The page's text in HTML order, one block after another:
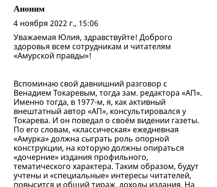
Аноним
4 ноября 2022 г., 15:06
Уважаемая Юлия, здравствуйте! Доброго
здоровья всем сотрудникам и читателям
«Амурской правды»!
Вспоминаю свой давнишний разговор с
Венадием Токаревым, тогда зам. редактора «АП».
Именно тогда, в 1977-м, я, как активный
внештатный автор «АП», консультировался у
Токарева. И он поведал о своём видении газеты.
По его словам, «классическая» ежедневная
«Амурка» должна сыграть роль опорной
конструкции, на которую должны опираться
«дочерние» издания профильного,
тематического характера. Таким образом, будут
учтены и «специальные» интересы читателей,
повысится и общий тираж, доходы издания. На